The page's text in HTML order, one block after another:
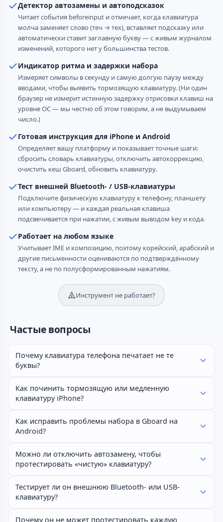
Детектор автозамены и автоподсказок
Читает события beforeinput и отмечает, когда клавиатура
молча заменяет слово (теч → тех), вставляет подсказку или
автоматически ставит заглавную букву — с живым журналом
изменений, которого нет у большинства тестов.
Индикатор ритма и задержки набора
Измеряет символы в секунду и самую долгую паузу между
вводами, чтобы выявить тормозящую клавиатуру. (Ни один
браузер не измерит истинную задержку отрисовки клавиш на
уровне ОС — мы честно об этом говорим, а не выдумываем
число.)
Готовая инструкция для iPhone и Android
Определяет вашу платформу и показывает точные шаги:
сбросить словарь клавиатуры, отключить автокоррекцию,
очистить кеш Gboard, обновить клавиатуру.
Тест внешней Bluetooth- / USB-клавиатуры
Подключите физическую клавиатуру к телефону, планшету
или компьютеру — и каждая реальная клавиша
подсвечивается при нажатии, с живым выводом key и кода.
Работает на любом языке
Учитывает IME и композицию, поэтому корейский, арабский и
другие письменности оцениваются по подтверждённому
тексту, а не по полусформированным нажатиям.
Инструмент не работает?
Частые вопросы
Почему клавиатура телефона печатает не те
буквы?
Как починить тормозящую или медленную
клавиатуру iPhone?
Как исправить проблемы набора в Gboard на
Android?
Можно ли отключить автозамену, чтобы
протестировать «чистую» клавиатуру?
Тестирует ли он внешнюю Bluetooth- или USB-
клавиатуру?
Почему он не может протестировать каждую